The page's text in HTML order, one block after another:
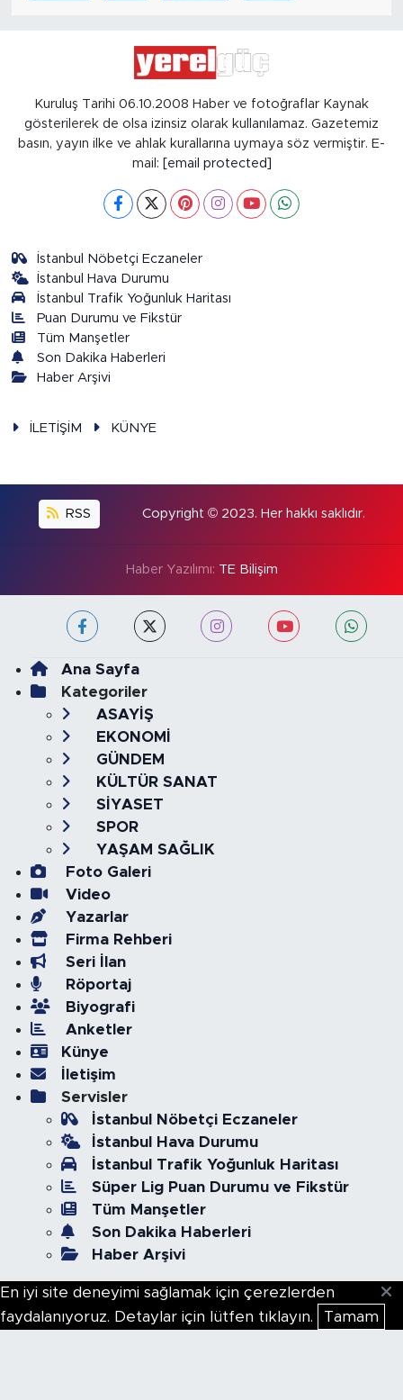
Kuruluş Tarihi 06.10.2008 Haber ve fotoğraflar Kaynak
gösterilerek de olsa izinsiz olarak kullanılamaz. Gazetemiz
basın, yayın ilke ve ahlak kurallarına uymaya söz vermiştir. E-
mail:
[email protected]
İstanbul Nöbetçi Eczaneler
İstanbul Hava Durumu
İstanbul Trafik Yoğunluk Haritası
Puan Durumu ve Fikstür
Tüm Manşetler
Son Dakika Haberleri
Haber Arşivi
İLETİŞİM KÜNYE
RSS Copyright © 2023. Her hakkı saklıdır.
Haber Yazılımı: TE Bilişim
Ana Sayfa
Kategoriler
ASAYİŞ
EKONOMİ
GÜNDEM
KÜLTÜR SANAT
SİYASET
SPOR
YAŞAM SAĞLIK
Foto Galeri
Video
Yazarlar
Firma Rehberi
Seri İlan
Röportaj
Biyografi
Anketler
Künye
İletişim
Servisler
İstanbul Nöbetçi Eczaneler
İstanbul Hava Durumu
İstanbul Trafik Yoğunluk Haritası
Süper Lig Puan Durumu ve Fikstür
Tüm Manşetler
Son Dakika Haberleri
Haber Arşivi
En iyi site deneyimi sağlamak için çerezlerden
faydalanıyoruz. Detaylar için lütfen tıklayın.
Tamam